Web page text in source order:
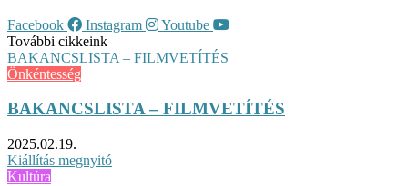
Facebook Instagram
Youtube
További cikkeink
BAKANCSLISTA – FILMVETÍTÉS
Önkéntesség
BAKANCSLISTA – FILMVETÍTÉS
2025.02.19.
Kiállítás megnyitó
Kultúra